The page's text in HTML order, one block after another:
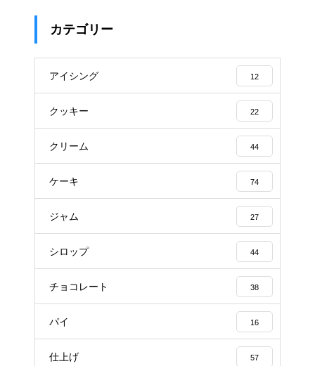
カテゴリー
アイシング 12
クッキー 22
クリーム 44
ケーキ 74
ジャム 27
シロップ 44
チョコレート 38
パイ 16
仕上げ 57